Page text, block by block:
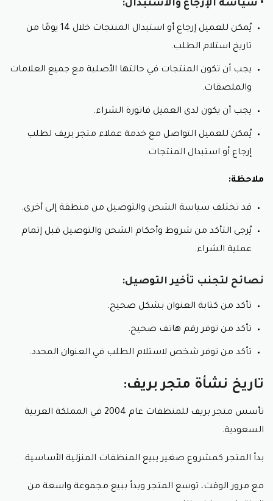
• سياسة الإرجاع والاستبدال:
يُمكن للعميل إرجاع أو استبدال المنتجات خلال 14 يومًا من
تاريخ استلام الطلب.
يجب أن تكون المنتجات في حالتها الأصلية مع جميع العلامات
والملصقات.
يجب أن يكون لدى العميل فاتورة الشراء.
يُمكن للعميل التواصل مع خدمة عملاء متجر بريف لطلب
إرجاع أو استبدال المنتجات.
ملاحظة:
قد تختلف سياسة الشحن والتوصيل من منطقة إلى أخرى.
يُرجى التأكد من شروط وأحكام الشحن والتوصيل قبل إتمام
عملية الشراء.
نصائح لتجنب تأخير التوصيل:
تأكد من كتابة العنوان بشكل صحيح.
تأكد من توفر رقم هاتف صحيح.
تأكد من توفر شخص لاستلام الطلب في العنوان المحدد.
تاريخ نشأة متجر بريف:
تأسس متجر بريف للمنظفات عام 2004 في المملكة العربية
السعودية.
بدأ المتجر كمشروع صغير يبيع المنظفات المنزلية الأساسية.
مع مرور الوقت، توسع المتجر وبدأ ببيع مجموعة واسعة من